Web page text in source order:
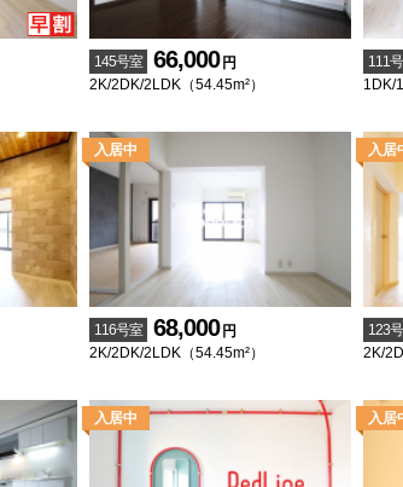
145号室 66,000 円
2K/2DK/2LDK（54.45m²）
111
1DK/
116号室 68,000 円
2K/2DK/2LDK（54.45m²）
123
2K/